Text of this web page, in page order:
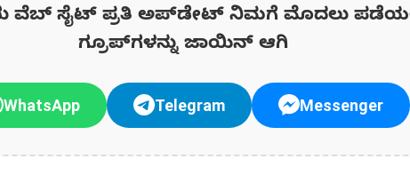
ವೆಬ್ ಸೈಟ್ ಪ್ರತಿ ಅಪ್‌ಡೇಟ್‌ ನಿಮಗೆ ಮೊದಲು
ಗ್ರೂಪ್‌ಗಳನ್ನು ಜಾಯಿನ್ ಆಗಿ
WhatsApp Telegram Messenger